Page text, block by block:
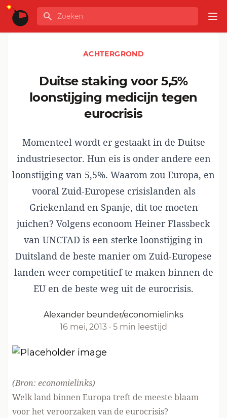
Ga naar de inhoud
GLOBALINFO
Zoeken
ACHTERGROND
Duitse staking voor 5,5%
loonstijging medicijn tegen
eurocrisis
Momenteel wordt er gestaaktin de Duitse
industriesector. Hun eis is onder andere een
loonstijging van 5,5%. Waarom zou Europa, en
vooral Zuid-Europese crisislanden als
Griekenland en Spanje, dit toe moeten
juichen? Volgens econoom Heiner Flassbeck
van UNCTAD is een sterke loonstijging in
Duitsland de beste manier om Zuid-Europese
landen weer competitief te maken binnen de
EU en de beste weg uit de eurocrisis.
Alexander beunder/economielinks
16 mei, 2013 · 5 min leestijd
(Bron: economielinks)
Welk land binnen Europa treft de meeste blaam
voor het veroorzaken van de eurocrisis?